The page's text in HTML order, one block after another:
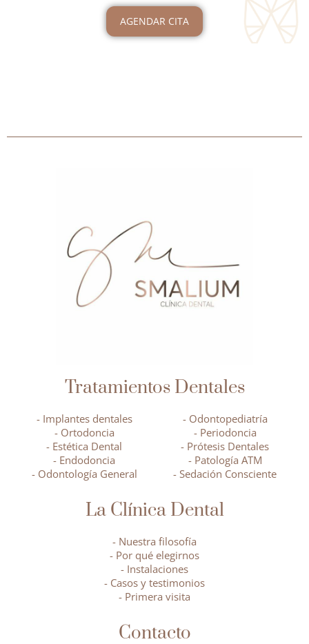
AGENDAR CITA
Tratamientos Dentales
- Implantes dentales
- Ortodoncia
- Estética Dental
- Endodoncia
- Odontología General
- Odontopediatría
- Periodoncia
- Prótesis Dentales
- Patología ATM
- Sedación Consciente
La Clínica Dental
- Nuestra filosofía
- Por qué elegirnos
- Instalaciones
- Casos y testimonios
- Primera visita
Contacto